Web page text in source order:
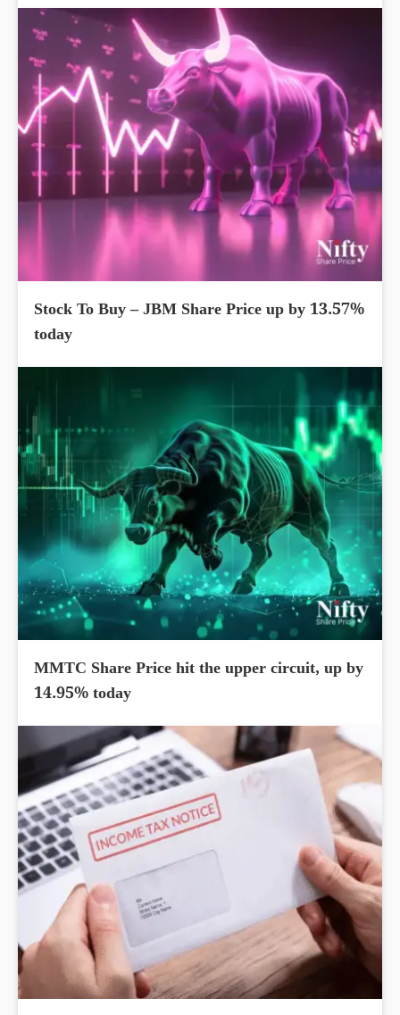
Stock To Buy – JBM Share Price up by 13.57%
today
MMTC Share Price hit the upper circuit, up by
14.95% today